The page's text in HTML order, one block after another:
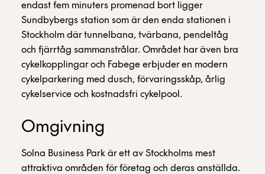
endast fem minuters promenad bort ligger
Sundbybergs station som är den enda stationen i
Stockholm där tunnelbana, tvärbana, pendeltåg
och fjärrtåg sammanstrålar. Området har även bra
cykelkopplingar och Fabege erbjuder en modern
cykelparkering med dusch, förvaringsskåp, årlig
cykelservice och kostnadsfri cykelpool.
Omgivning
Solna Business Park är ett av Stockholms mest
attraktiva områden för företag och deras anställda.